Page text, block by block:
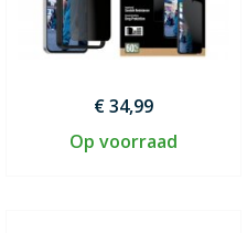
€ 34,99
Op voorraad